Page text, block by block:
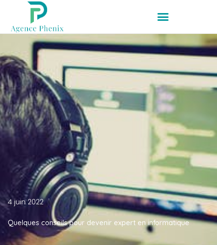
4 juin 2022
Quelques conseils pour devenir expert en informatique